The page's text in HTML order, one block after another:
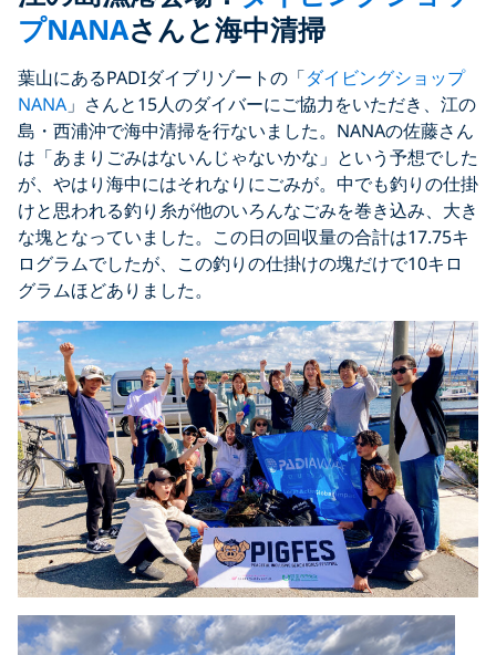
プNANAさんと海中清掃
葉山にあるPADIダイブリゾートの「ダイビングショップ
NANA」さんと15人のダイバーにご協力をいただき、江の
島・西浦沖で海中清掃を行ないました。NANAの佐藤さん
は「あまりごみはないんじゃないかな」という予想でした
が、やはり海中にはそれなりにごみが。中でも釣りの仕掛
けと思われる釣り糸が他のいろんなごみを巻き込み、大き
な塊となっていました。この日の回収量の合計は17.75キ
ログラムでしたが、この釣りの仕掛けの塊だけで10キロ
グラムほどありました。